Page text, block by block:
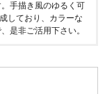
手描き風のゆるく可
しており、カラーな
是非ご活用下さい。